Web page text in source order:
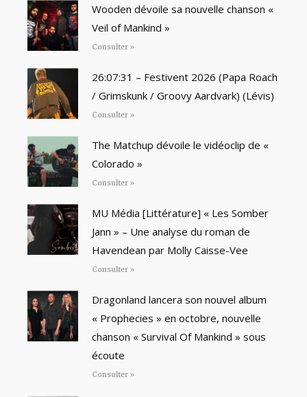
Wooden dévoile sa nouvelle chanson «
Veil of Mankind »
Consulter »
26:07:31 – Festivent 2026 (Papa Roach
/ Grimskunk / Groovy Aardvark) (Lévis)
Consulter »
The Matchup dévoile le vidéoclip de «
Colorado »
Consulter »
MU Média [Littérature] « Les Somber
Jann » – Une analyse du roman de
Havendean par Molly Caisse-Vee
Consulter »
Dragonland lancera son nouvel album
« Prophecies » en octobre, nouvelle
chanson « Survival Of Mankind » sous
écoute
Consulter »